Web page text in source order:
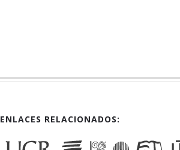
ENLACES RELACIONADOS: